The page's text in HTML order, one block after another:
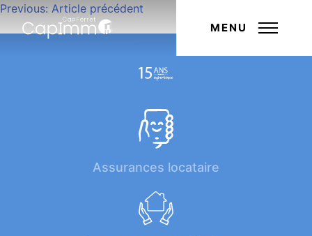
MENU
Navigation
de
Previous: Article précédent
Assurances locataire